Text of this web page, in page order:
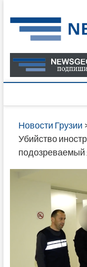
to
content
Новости Грузии
Убийство
подозреваемый